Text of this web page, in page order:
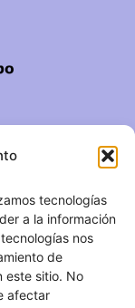
tecnologías
a la información
nos
de
este sitio. No
afectar